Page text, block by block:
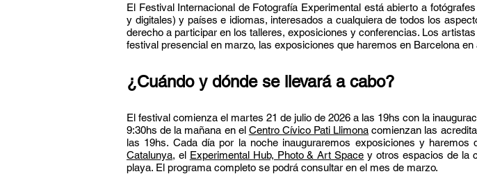
El Festival Internacional de Fotografía Experimental está abierto a
y digitales) y países e idiomas, interesados a cualquiera de todos los
derecho a participar en los talleres, exposiciones y conferencias. Los
festival presencial en marzo, las exposiciones que haremos en Barcelona en
¿Cuándo y dónde se llevará a cabo?
El festival comienza el martes 21 de julio de 2026 a las 19hs con la
9:30hs de la mañana en el Centro Cívico Pati Llimona comienzan las
las 19hs. Cada día por la noche inauguraremos exposiciones y haremos
Catalunya, el Experimental Hub, Photo & Art Space y otros espacios de la
playa. El programa completo se podrá consultar en el mes de marzo.